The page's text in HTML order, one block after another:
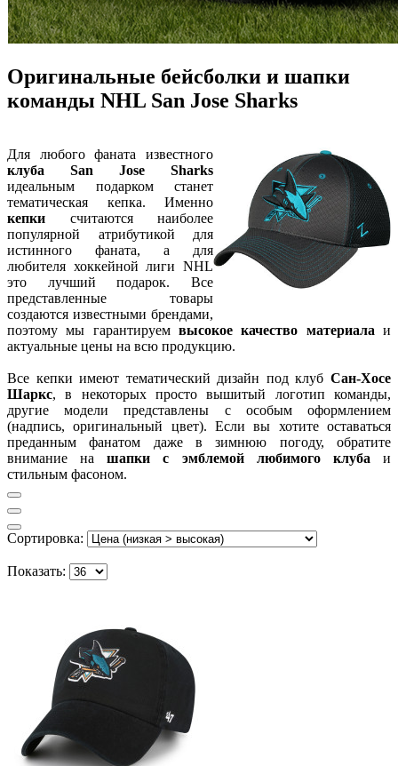
Оригинальные бейсболки и шапки
команды NHL San Jose Sharks
Для любого фаната известного
клуба San Jose Sharks
идеальным подарком станет
тематическая кепка. Именно
кепки считаются наиболее
популярной атрибутикой для
истинного фаната, а для
любителя хоккейной лиги NHL
это лучший подарок. Все
представленные товары
создаются известными брендами,
поэтому мы гарантируем высокое качество материала и
актуальные цены на всю продукцию.
Все кепки имеют тематический дизайн под клуб Сан-Хосе
Шаркс, в некоторых просто вышитый логотип команды,
другие модели представлены с особым оформлением
(надпись, оригинальный цвет). Если вы хотите оставаться
преданным фанатом даже в зимнюю погоду, обратите
внимание нашапки с эмблемой любимого клуба и
стильным фасоном.
Сортировка:
Показать: